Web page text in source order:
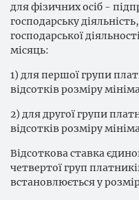
для фізичних осіб -
господарську
господарської
місяць:
1) для першої групи
відсотків розміру
2) для другої групи
відсотків розміру
Відсоткова ставка
четвертої груп
встановлюється у